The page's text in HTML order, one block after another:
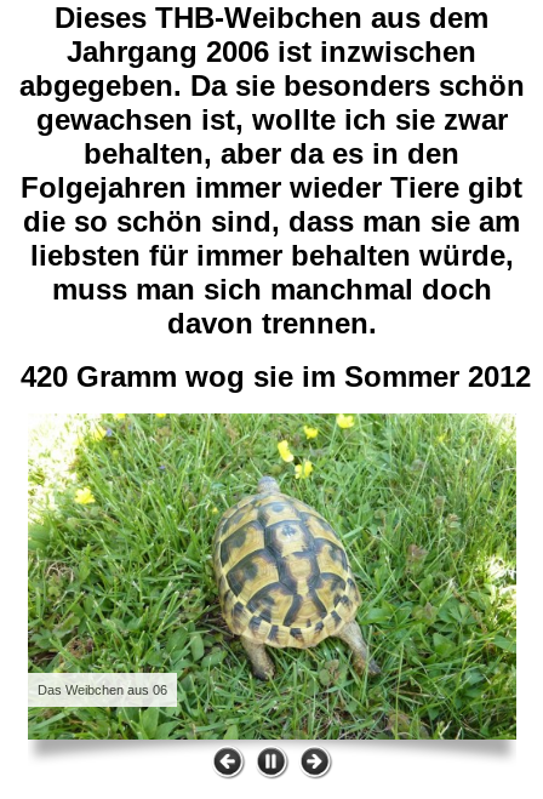
Dieses THB-Weibchen aus dem
Jahrgang 2006 ist inzwischen
abgegeben. Da sie besonders schön
gewachsen ist, wollte ich sie zwar
behalten, aber da es in den
Folgejahren immer wieder Tiere gibt
die so schön sind, dass man sie am
liebsten für immer behalten würde,
muss man sich manchmal doch
davon trennen.
420 Gramm wog sie im Sommer 2012
Das Weibchen aus 06